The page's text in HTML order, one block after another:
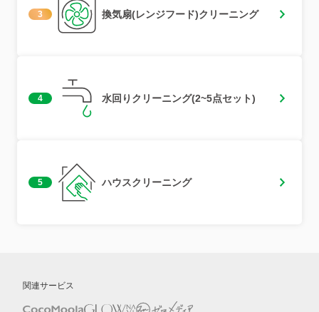
3 換気扇(レンジフード)クリーニング
4 水回りクリーニング(2~5点セット)
5 ハウスクリーニング
関連サービス